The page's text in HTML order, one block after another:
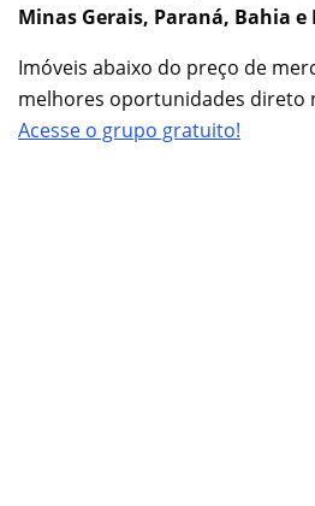
Minas Gerais, Paraná, Bahia
Imóveis abaixo do preço de
melhores oportunidades direto
Acesse o grupo gratuito!